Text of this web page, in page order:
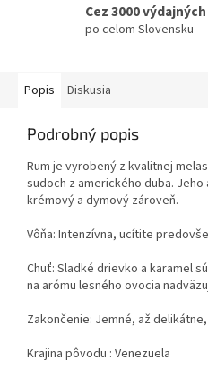
Cez 3000
po celom Slovensku
Popis Diskusia
Podrobný popis
Rum je vyrobený z kvalitnej
sudoch z amerického duba.
krémový a dymový zároveň.
Vôňa: Intenzívna, ucítite
Chuť: Sladké drievko a karamel
na arómu lesného ovocia
Zakončenie: Jemné, až
Krajina pôvodu : Venezuela